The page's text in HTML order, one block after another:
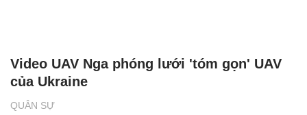
QUÂN SỰ
Video UAV Nga phóng lưới 'tóm gọn' UAV
của Ukraine